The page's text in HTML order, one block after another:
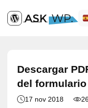
Descargar
del formulario
17 nov 2018